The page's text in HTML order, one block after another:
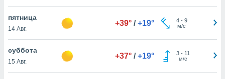
cookie
в
нашего
пятница
14 Авг.
+39° / +19° 4- 9
м/с
суббота
15 Авг.
+37° / +19° 3- 11
м/с